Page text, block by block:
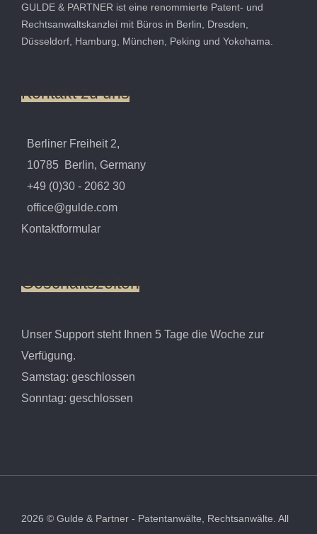
GULDE & PARTNER ist eine renommierte Patent- und
Rechtsanwaltskanzlei mit Büros in Berlin, Dresden,
Düsseldorf, Hamburg, München, Peking und Yokohama.
Kontakt zu uns
Berliner Freiheit 2,
10785 Berlin, Germany
+49 (0)30 - 2062 30
office@gulde.com
Kontaktformular
Geschäftszeiten
Unser Support steht Ihnen 5 Tage die Woche zur
Verfügung.
Samstag: geschlossen
Sonntag: geschlossen
2026 © Gulde & Partner - Patentanwälte, Rechtsanwälte. All